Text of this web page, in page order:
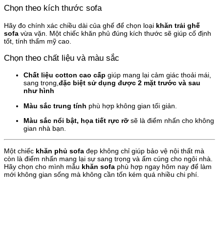
Chọn theo kích thước sofa
Hãy đo chính xác chiều dài của ghế để chọn loại khăn trải ghế
sofa vừa vặn. Một chiếc khăn phủ đúng kích thước sẽ giúp cố định
tốt, tính thẩm mỹ cao.
Chọn theo chất liệu và màu sắc
Chất liệu cotton cao cấp giúp mang lại cảm giác thoải mái,
sang trọng,đặc biệt sử dụng được 2 mặt trước và sau
như hình
Màu sắc trung tính phù hợp không gian tối giản.
Màu sắc nổi bật, họa tiết rực rỡ sẽ là điểm nhấn cho không
gian nhà bạn.
Một chiếc khăn phủ sofa đẹp không chỉ giúp bảo vệ nội thất mà
còn là điểm nhấn mang lại sự sang trọng và ấm cúng cho ngôi nhà.
Hãy chọn cho mình mẫu khăn sofa phù hợp ngay hôm nay để làm
mới không gian sống mà không cần tốn kém quá nhiều chi phí.